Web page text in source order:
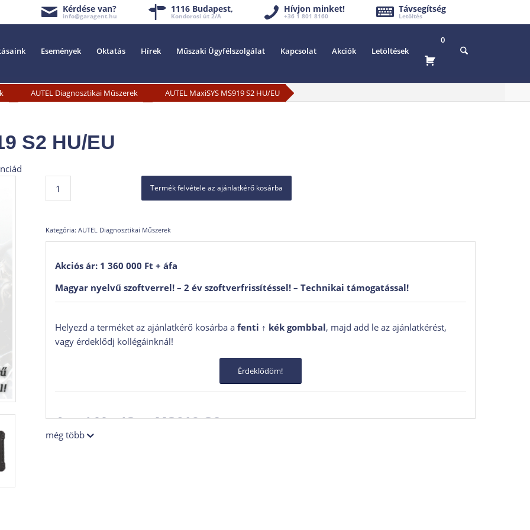
Kérdése van?
info@garagent.hu
1116 Budapest,
Kondorosi út 2/A
Hívjon minket!
+36 1 801 8160
Távsegítség
Letöltés
Események Oktatás Hírek Műszaki Ügyfélszolgálat Kapcsolat Akciók Letöltések
0
AUTEL Diagnosztikai Műszerek AUTEL MaxiSYS MS919 S2 HU/EU
S2 HU/EU
Termék felvétele az ajánlatkérő kosárba
Kategória: AUTEL Diagnosztikai Műszerek
Akciós ár: 1 360 000 Ft + áfa
Magyar nyelvű szoftverrel! – 2 év szoftverfrissítéssel! – Technikai támogatással!
Helyezd a terméket az ajánlatkérő kosárba a fenti ↑ kék gombbal, majd add le az ajánlatkérést,
vagy érdeklődj kollégáinknál!
Érdeklődöm!
Autel MaxiSys MS919 S2
még több